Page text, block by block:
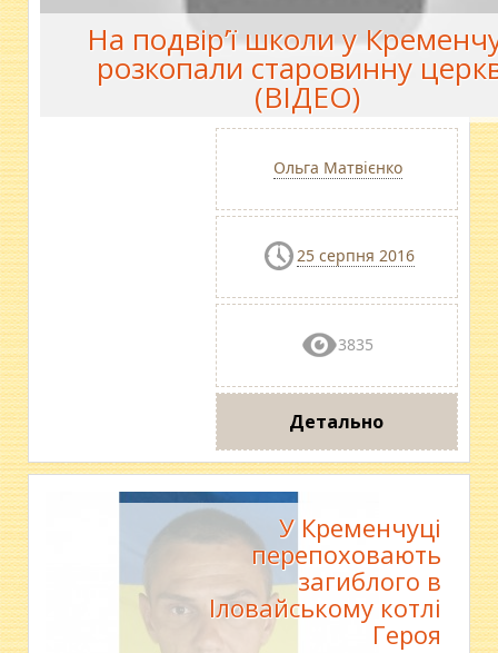
На подвір’ї школи у
розкопали старовинну
(ВІДЕО)
Ольга Матвієнко
25 серпня 2016
3835
Детально
У Кременчуці
перепоховають
загиблого в
Іловайському котлі
Героя